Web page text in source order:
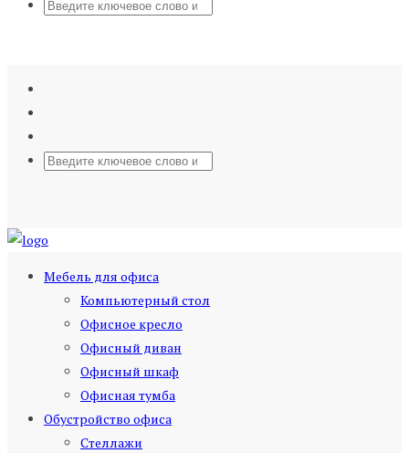
Мебель для офиса
Компьютерный стол
Офисное кресло
Офисный диван
Офисный шкаф
Офисная тумба
Обустройство офиса
Стеллажи